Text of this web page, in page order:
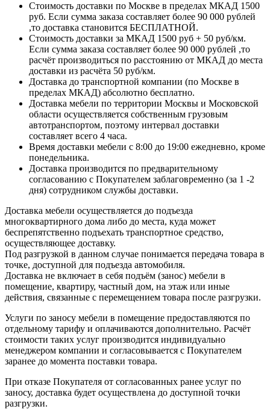
Стоимость доставки по Москве в пределах МКАД 1500
руб. Если сумма заказа составляет более 90 000 рублей
,то доставка становится БЕСПЛАТНОЙ.
Стоимость доставки за МКАД 1500 руб + 50 руб/км.
Если сумма заказа составляет более 90 000 рублей ,то
расчёт производиться по расстоянию от МКАД до места
доставки из расчёта 50 руб/км.
Доставка до транспортной компании (по Москве в
пределах МКАД) абсолютно бесплатно.
Доставка мебели по территории Москвы и Московской
области осуществляется собственным грузовым
автотранспортом, поэтому интервал доставки
составляет всего 4 часа.
Время доставки мебели с 8:00 до 19:00 ежедневно, кроме
понедельника.
Доставка производится по предварительному
согласованию с Покупателем заблаговременно (за 1 -2
дня) сотрудником службы доставки.
Доставка мебели осуществляется до подъезда
многоквартирного дома либо до места, куда может
беспрепятственно подъехать транспортное средство,
осуществляющее доставку.
Под разгрузкой в данном случае понимается передача товара в
точке, доступной для подъезда автомобиля.
Доставка не включает в себя подъём (занос) мебели в
помещение, квартиру, частный дом, на этаж или иные
действия, связанные с перемещением товара после разгрузки.
Услуги по заносу мебели в помещение предоставляются по
отдельному тарифу и оплачиваются дополнительно. Расчёт
стоимости таких услуг производится индивидуально
менеджером компании и согласовывается с Покупателем
заранее до момента поставки товара.
При отказе Покупателя от согласованных ранее услуг по
заносу, доставка будет осуществлена до доступной точки
разгрузки.